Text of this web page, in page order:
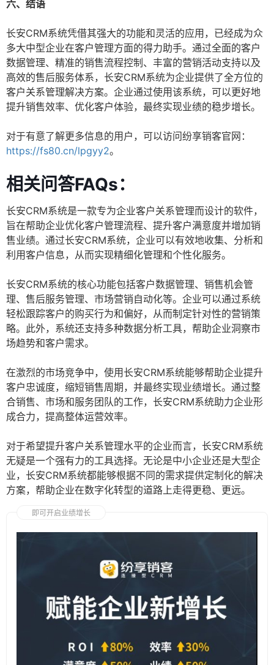
六、结语
长安CRM系统凭借其强大的功能和灵活的应用，已经成为众
多大中型企业在客户管理方面的得力助手。通过全面的客户
数据管理、精准的销售流程控制、丰富的营销活动支持以及
高效的售后服务体系，长安CRM系统为企业提供了全方位的
客户关系管理解决方案。企业通过使用该系统，可以更好地
提升销售效率、优化客户体验，最终实现业绩的稳步增长。
对于有意了解更多信息的用户，可以访问纷享销客官网：
https://fs80.cn/lpgyy2。
相关问答FAQs：
长安CRM系统是一款专为企业客户关系管理而设计的软件，
旨在帮助企业优化客户管理流程、提升客户满意度并增加销
售业绩。通过长安CRM系统，企业可以有效地收集、分析和
利用客户信息，从而实现精细化管理和个性化服务。
长安CRM系统的核心功能包括客户数据管理、销售机会管
理、售后服务管理、市场营销自动化等。企业可以通过系统
轻松跟踪客户的购买行为和偏好，从而制定针对性的营销策
略。此外，系统还支持多种数据分析工具，帮助企业洞察市
场趋势和客户需求。
在激烈的市场竞争中，使用长安CRM系统能够帮助企业提升
客户忠诚度，缩短销售周期，并最终实现业绩增长。通过整
合销售、市场和服务团队的工作，长安CRM系统助力企业形
成合力，提高整体运营效率。
对于希望提升客户关系管理水平的企业而言，长安CRM系统
无疑是一个强有力的工具选择。无论是中小企业还是大型企
业，长安CRM系统都能够根据不同的需求提供定制化的解决
方案，帮助企业在数字化转型的道路上走得更稳、更远。
即可开启业绩增长